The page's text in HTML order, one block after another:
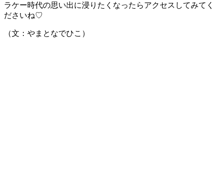
ラケー時代の思い出に浸りたくなったらアクセスしてみてく
ださいね♡
（文：やまとなでひこ）